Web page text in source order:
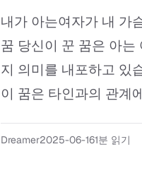
내가 아는여자가 내 가
꿈 당신이 꾼 꿈은 아
지 의미를 내포하고 있
이 꿈은 타인과의 관계
Dreamer2025-06-161분 읽기